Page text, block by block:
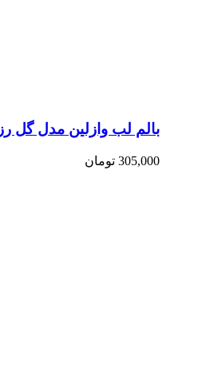
بالم لب وازلین مدل گل رز Vaseline Rosy Lips
305,000 تومان